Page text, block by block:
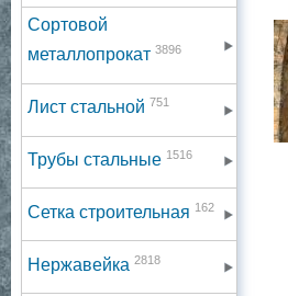
Сортовой
металлопрокат 3896
Лист стальной 751
Трубы стальные 1516
Сетка строительная 162
Нержавейка 2818